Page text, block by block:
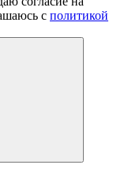
c политикой